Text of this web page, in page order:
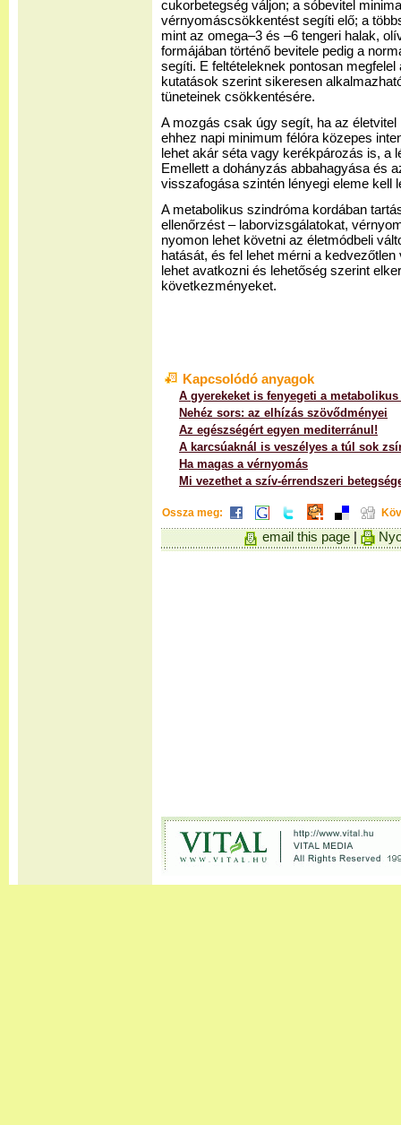
cukorbetegség váljon; a sóbevitel
vérnyomáscsökkentést segíti elő; a
mint az omega–3 és –6 tengeri halak,
formájában történő bevitele pedig a
segíti. E feltételeknek pontosan megfelel
kutatások szerint sikeresen
tüneteinek csökkentésére.
A mozgás csak úgy segít, ha az
ehhez napi minimum félóra közepes
lehet akár séta vagy kerékpározás is, a
Emellett a dohányzás abbahagyása és
visszafogása szintén lényegi eleme kell
A metabolikus szindróma kordában
ellenőrzést – laborvizsgálatokat,
nyomon lehet követni az életmódbeli
hatását, és fel lehet mérni a
lehet avatkozni és lehetőség szerint
következményeket.
Kapcsolódó anyagok
A gyerekeket is fenyegeti a
Nehéz sors: az elhízás szövődményei
Az egészségért egyen mediterránul!
A karcsúaknál is veszélyes a túl sok
Ha magas a vérnyomás
Mi vezethet a szív-érrendszeri
Ossza meg:
email this page